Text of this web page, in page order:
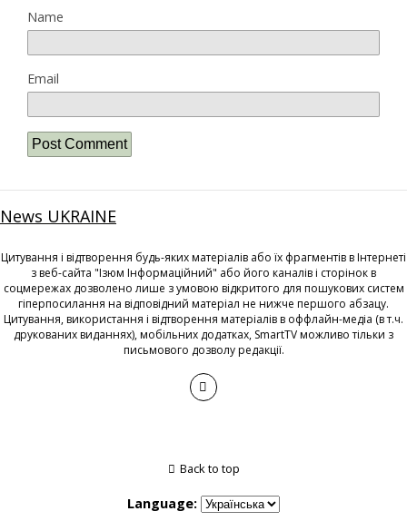
Name
Email
News UKRAINE
Цитування і відтворення будь-яких матеріалів або їх фрагментів в Інтернеті
з веб-сайта "Ізюм Інформаційний" або його каналів і сторінок в
соцмережах дозволено лише з умовою відкритого для пошукових систем
гіперпосилання на відповідний матеріал не нижче першого абзацу.
Цитування, використання і відтворення матеріалів в оффлайн-медіа (в т.ч.
друкованих виданнях), мобільних додатках, SmartTV можливо тільки з
письмового дозволу редакції.
Back to top
Language: